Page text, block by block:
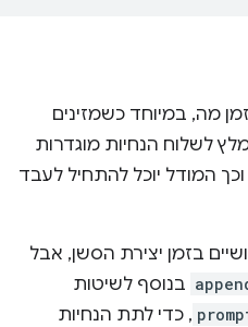
במיוחד כשמזינים
הנחיות מוגדרות
יוכל להתחיל לעבד
בזמן יצירת הסשן, אבל
בנוסף לשיטות
, כדי לתת הנחיות